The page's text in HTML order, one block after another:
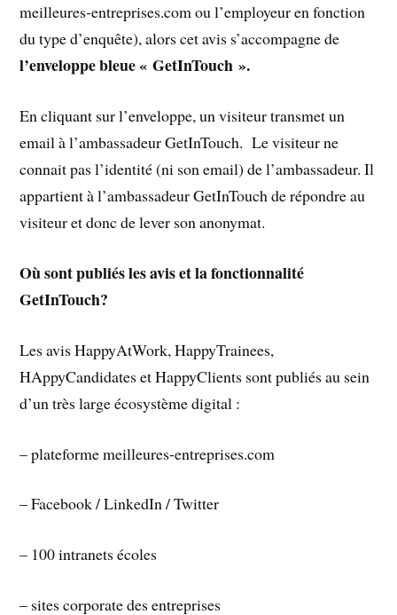
meilleures-entreprises.com ou l’employeur en fonction
du type d’enquête), alors cet avis s’accompagne de
l’enveloppe bleue « GetInTouch ».
En cliquant sur l’enveloppe, un visiteur transmet un
email à l’ambassadeur GetInTouch. Le visiteur ne
connait pas l’identité (ni son email) de l’ambassadeur. Il
appartient à l’ambassadeur GetInTouch de répondre au
visiteur et donc de lever son anonymat.
Où sont publiés les avis et la fonctionnalité
GetInTouch?
Les avis HappyAtWork, HappyTrainees,
HAppyCandidates et HappyClients sont publiés au sein
d’un très large écosystème digital :
– plateforme meilleures-entreprises.com
– Facebook / LinkedIn / Twitter
– 100 intranets écoles
– sites corporate des entreprises